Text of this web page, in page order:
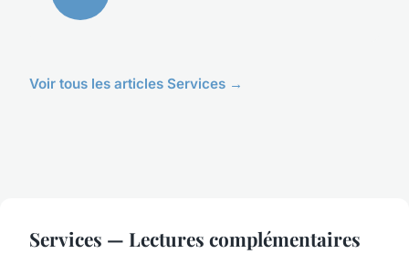
Voir tous les articles Services →
Services — Lectures complémentaires